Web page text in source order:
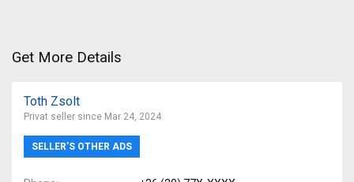
Get More Details
Toth Zsolt
Privat seller since Mar 24, 2024
SELLER’S OTHER ADS